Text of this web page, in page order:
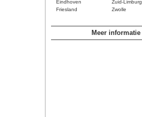
Eindhoven
Zuid-Limburg
Friesland
Zwolle
Meer informatie